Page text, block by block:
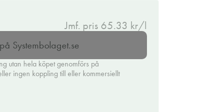
Jmf. pris 65.33 kr/l
Systembolaget.se
utan hela köpet genomförs på
ingen koppling till eller kommersiellt